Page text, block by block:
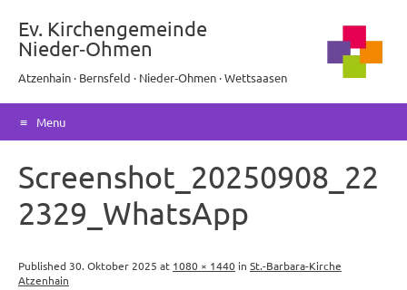
Ev. Kirchengemeinde
Nieder‑Ohmen
Atzenhain · Bernsfeld · Nieder‑Ohmen · Wettsaasen
Menu
to
content
Screenshot_20250908_22
2329_WhatsApp
Published 30. Oktober 2025 at 1080 × 1440 in St.-Barbara-Kirche
Atzenhain